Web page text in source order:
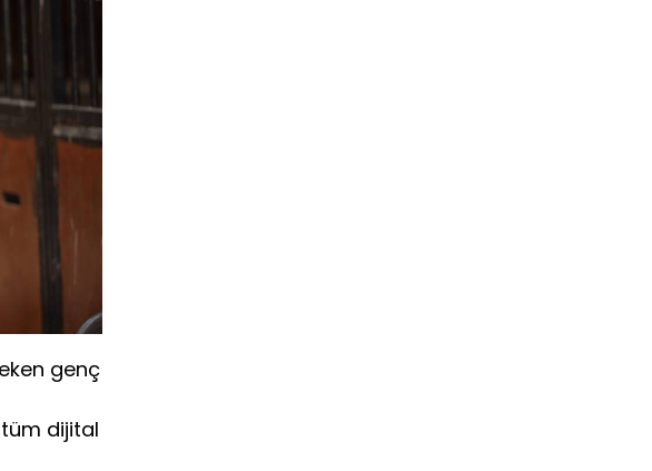
genç
tüm dijital